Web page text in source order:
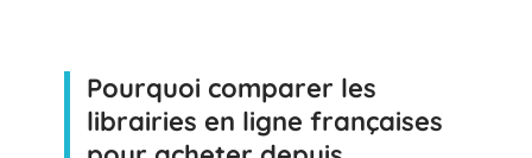
Pourquoi comparer les
librairies en ligne françaises